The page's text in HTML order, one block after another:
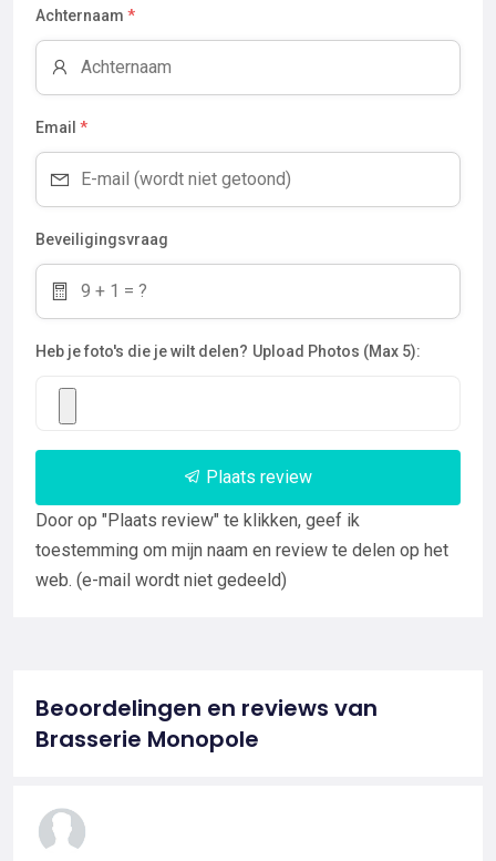
Achternaam *
Email *
Beveiligingsvraag
Heb je foto's die je wilt delen? Upload Photos (Max 5):
Plaats review
Door op "Plaats review" te klikken, geef ik
toestemming om mijn naam en review te delen op het
web. (e-mail wordt niet gedeeld)
Beoordelingen en reviews van
Brasserie Monopole